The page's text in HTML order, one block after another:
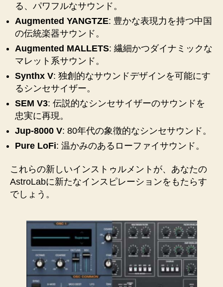
る、パワフルなサウンド。
Augmented YANGTZE: 豊かな表現力を持つ中国
の伝統楽器サウンド。
Augmented MALLETS: 繊細かつダイナミックな
マレット系サウンド。
Synthx V: 独創的なサウンドデザインを可能にす
るシンセサイザー。
SEM V3: 伝説的なシンセサイザーのサウンドを
忠実に再現。
Jup-8000 V: 80年代の象徴的なシンセサウンド。
Pure LoFi: 温かみのあるローファイサウンド。
これらの新しいインストゥルメントが、あなたの
AstroLabに新たなインスピレーションをもたらす
でしょう。